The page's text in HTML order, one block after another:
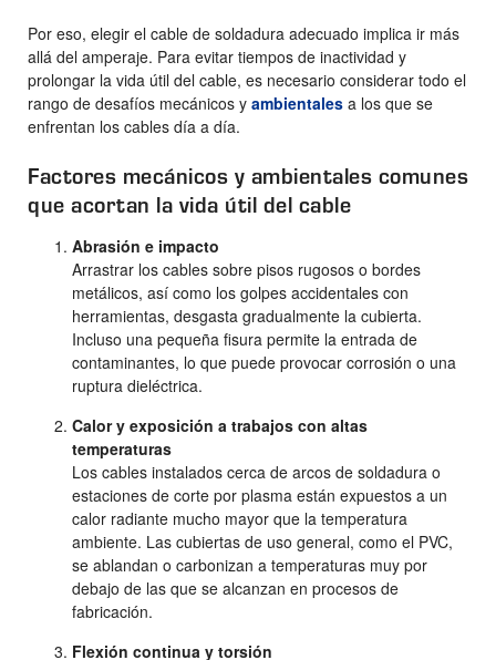
Por eso, elegir el cable de soldadura adecuado implica ir más
allá del amperaje. Para evitar tiempos de inactividad y
prolongar la vida útil del cable, es necesario considerar todo el
rango de desafíos mecánicos y ambientales a los que se
enfrentan los cables día a día.
Factores mecánicos y ambientales comunes
que acortan la vida útil del cable
Abrasión e impacto
Arrastrar los cables sobre pisos rugosos o bordes
metálicos, así como los golpes accidentales con
herramientas, desgasta gradualmente la cubierta.
Incluso una pequeña fisura permite la entrada de
contaminantes, lo que puede provocar corrosión o una
ruptura dieléctrica.
Calor y exposición a trabajos con altas
temperaturas
Los cables instalados cerca de arcos de soldadura o
estaciones de corte por plasma están expuestos a un
calor radiante mucho mayor que la temperatura
ambiente. Las cubiertas de uso general, como el PVC,
se ablandan o carbonizan a temperaturas muy por
debajo de las que se alcanzan en procesos de
fabricación.
Flexión continua y torsión